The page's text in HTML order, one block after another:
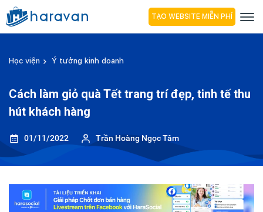
TẠO WEBSITE MIỄN PHÍ
Học viện Ý tưởng kinh doanh
Cách làm giỏ quà Tết trang trí đẹp, tinh tế thu
hút khách hàng
01/11/2022 Trần Hoàng Ngọc Tâm